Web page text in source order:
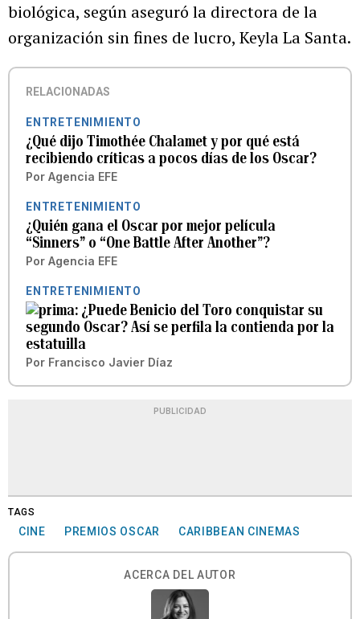
biológica, según aseguró la directora de la
organización sin fines de lucro, Keyla La Santa.
RELACIONADAS
ENTRETENIMIENTO
¿Qué dijo Timothée Chalamet y por qué está
recibiendo críticas a pocos días de los Oscar?
Por Agencia EFE
ENTRETENIMIENTO
¿Quién gana el Oscar por mejor película
“Sinners” o “One Battle After Another”?
Por Agencia EFE
ENTRETENIMIENTO
¿Puede Benicio del Toro conquistar su
segundo Oscar? Así se perfila la contienda por la
estatuilla
Por Francisco Javier Díaz
PUBLICIDAD
TAGS
CINE PREMIOS OSCAR CARIBBEAN CINEMAS
ACERCA DEL AUTOR